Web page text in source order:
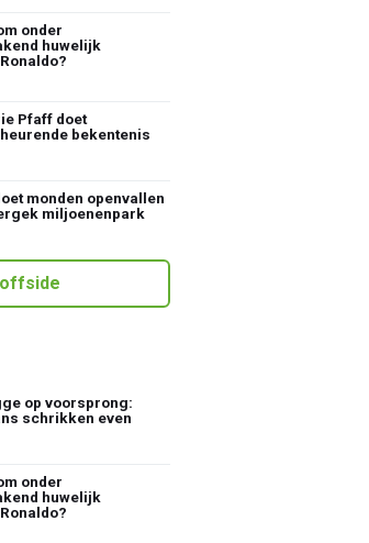
onder
huwelijk
Pfaff doet
bekentenis
monden openvallen
miljoenenpark
op voorsprong:
schrikken even
onder
huwelijk